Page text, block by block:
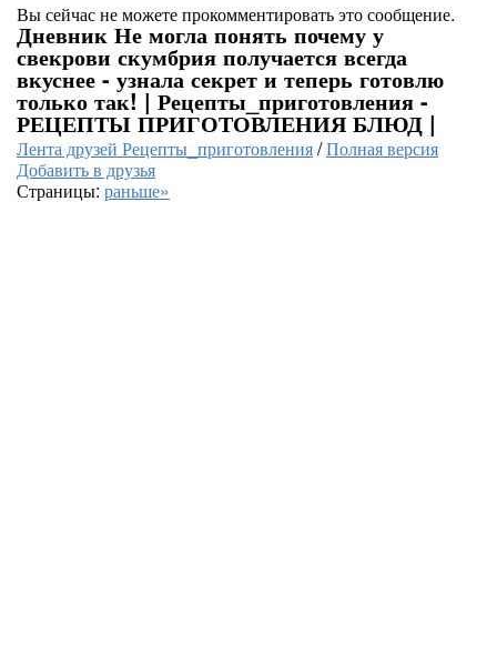
Вы сейчас не можете прокомментировать это сообщение.
Дневник Не могла понять почему у
свекрови скумбрия получается всегда
вкуснее - узнала секрет и теперь готовлю
только так! | Рецепты_приготовления -
РЕЦЕПТЫ ПРИГОТОВЛЕНИЯ БЛЮД |
Лента друзей Рецепты_приготовления/Полная версия
Добавить в друзья
Страницы: раньше»